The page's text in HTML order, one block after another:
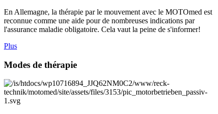
En Allemagne, la thérapie par le mouvement avec le MOTOmed est
reconnue comme une aide pour de nombreuses indications par
l'assurance maladie obligatoire. Cela vaut la peine de s'informer!
Plus
Modes de thérapie